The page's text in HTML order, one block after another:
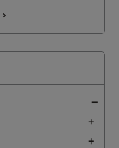
navigate_next